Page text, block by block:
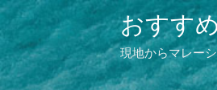
おすす
現地からマレー